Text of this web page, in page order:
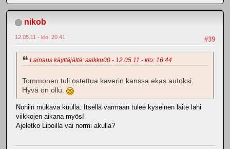
nikob
#39
12.05.11 - klo: 20.41
Lainaus käyttäjältä: salkku00 - 12.05.11 - klo: 16.44
Tommonen tuli ostettua kaverin kanssa ekas autoksi.
Hyvä on ollu.
Noniin mukava kuulla. Itsellä varmaan tulee kyseinen laite lähi
viikkojen aikana myös!
Ajeletko Lipoilla vai normi akulla?